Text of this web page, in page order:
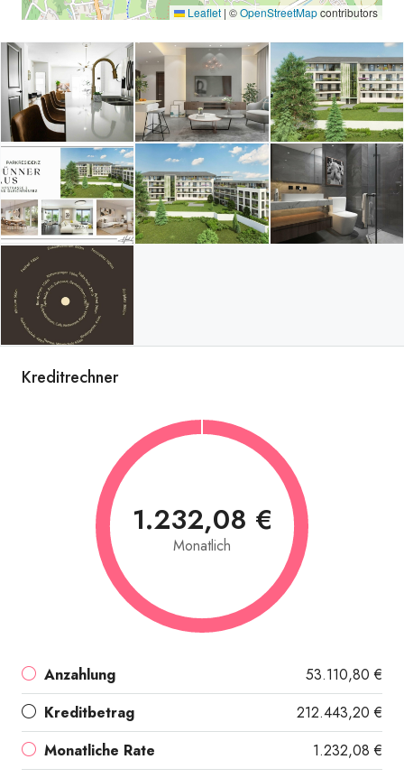
Leaflet | ©OpenStreetMapcontributors
Kreditrechner
1.232,08 €
Monatlich
Anzahlung
53.110,80 €
Kreditbetrag
212.443,20 €
Monatliche Rate
1.232,08 €